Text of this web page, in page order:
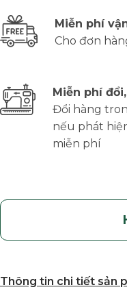
Miễn phí
Cho đơn
Miễn phí
Đổi hàng
nếu phát
miễn phí
Thông tin chi tiết sản